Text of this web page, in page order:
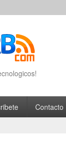
content Contacto